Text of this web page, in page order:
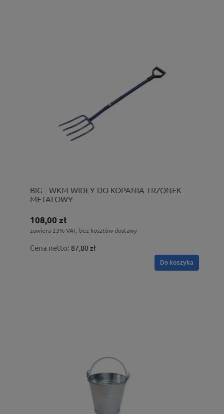
BIG - WKM WIDŁY DO KOPANIA TRZONEK
METALOWY
108,00 zł
zawiera 23% VAT, bez kosztów dostawy
Cena netto: 87,80 zł
Do koszyka